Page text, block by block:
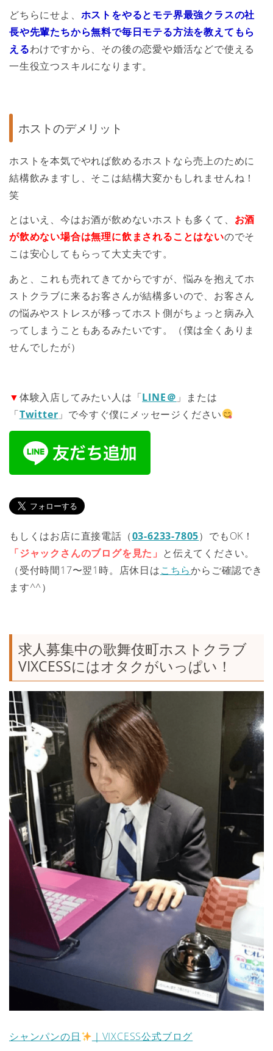
どちらにせよ、 ホストをやるとモテ界最強クラスの社
長や先輩たちから無料で毎日モテる方法を教えてもら
えるわけですから、その後の恋愛や婚活などで使える
一生役立つスキルになります。
ホストのデメリット
ホストを本気でやれば飲めるホストなら売上のために
結構飲みますし、そこは結構大変かもしれませんね！
笑
とはいえ、今はお酒が飲めないホストも多くて、 お酒
が飲めない場合は無理に飲まされることはないのでそ
こは安心してもらって大丈夫です。
あと、これも売れてきてからですが、悩みを抱えてホ
ストクラブに来るお客さんが結構多いので、お客さん
の悩みやストレスが移ってホスト側がちょっと病み入
ってしまうこともあるみたいです。（僕は全くありま
せんでしたが）
▼体験入店してみたい人は「LINE＠ 」または
「Twitter 」で今すぐ僕にメッセージください
もしくはお店に直接電話（03-6233-7805）でもOK！
「ジャックさんのブログを見た」 と伝えてください。
（受付時間17〜翌1時。店休日はこちらからご確認でき
ます^^）
求人募集中の歌舞伎町ホストクラブ
VIXCESSにはオタクがいっぱい！
シャンパンの日 ｜VIXCESS公式ブログ